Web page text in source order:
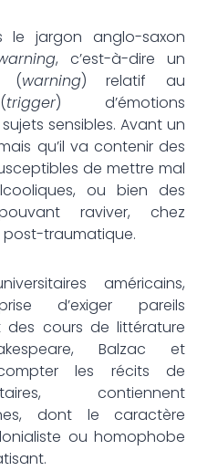
le jargon anglo-saxon
, c’est-à-dire un
(warning) relatif au
trigger) d’émotions
sensibles. Avant un
qu’il va contenir des
de mettre mal
ou bien des
raviver, chez
post-traumatique.
américains,
d’exiger pareils
des cours de littérature
Balzac et
les récits de
contiennent
dont le caractère
ou homophobe